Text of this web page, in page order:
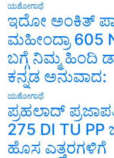
ಯಶೋಗಾಥೆ
ಇದೋ ಅಂಕಿತ್
ಮಹೀಂದ್ರಾ 605
ಬಗ್ಗೆ ನಿಮ್ಮ ಹಿಂದಿ
ಕನ್ನಡ ಅನುವಾದ:
ಯಶೋಗಾಥೆ
ಪ್ರಹಲಾದ್
275 DI TU
ಹೊಸ ಎತ್ತರಗಳಿಗೆ